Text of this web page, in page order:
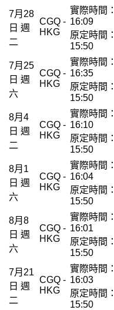
7月28
日 週
二
CGQ -
HKG
實際時間：
16:09
原定時間：
15:50
7月25
日 週
六
CGQ -
HKG
實際時間：
16:35
原定時間：
15:50
8月4
日 週
二
CGQ -
HKG
實際時間：
16:10
原定時間：
15:50
8月1
日 週
六
CGQ -
HKG
實際時間：
16:04
原定時間：
15:50
8月8
日 週
六
CGQ -
HKG
實際時間：
16:01
原定時間：
15:50
7月21
日 週
二
CGQ -
HKG
實際時間：
16:03
原定時間：
15:50